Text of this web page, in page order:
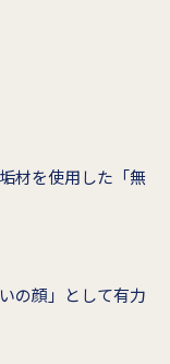
材を使用した「無
の顔」として有力